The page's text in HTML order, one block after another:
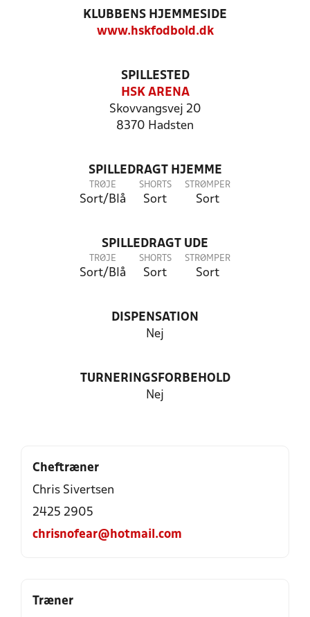
KLUBBENS HJEMMESIDE
www.hskfodbold.dk
SPILLESTED
HSK ARENA
Skovvangsvej 20
8370 Hadsten
SPILLEDRAGT HJEMME
TRØJE
Sort/Blå
SHORTS
Sort
STRØMPER
Sort
SPILLEDRAGT UDE
TRØJE
Sort/Blå
SHORTS
Sort
STRØMPER
Sort
DISPENSATION
Nej
TURNERINGSFORBEHOLD
Nej
Cheftræner
Chris Sivertsen
2425 2905
chrisnofear@hotmail.com
Træner